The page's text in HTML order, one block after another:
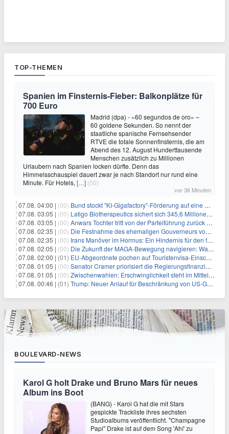
TOP-THEMEN
Spanien im Finsternis-Fieber: Balkonplätze für
700 Euro
Madrid (dpa) - «60 segundos de oro» –
60 goldene Sekunden. So nennt der
staatliche spanische Fernsehsender
RTVE die totale Sonnenfinsternis, die am
Abend des 12. August Hunderttausende
Menschen zusätzlich zu Millionen
Urlaubern nach Spanien locken dürfte. Denn das
Himmelsschauspiel dauert zwar je nach Standort nur rund eine
Minute. Für Hotels, […] (00)
vor 36 Minuten
07.08. 04:00 | (00) Bund stockt "KI-Gigafactory"-Förderung auf eine Milliarde Euro auf
07.08. 03:05 | (00) Latigo Biotherapeutics sichert sich 345,6 Millionen Dollar in einer erhöhten IPO und ebnet den Weg für nicht-opioide Schmerztherapie
07.08. 03:05 | (00) Anwars Tochter tritt von der Parteiführung zurück und hebt politische Turbulenzen hervor
07.08. 02:35 | (00) Die Festnahme des ehemaligen Gouverneurs von Mexiko hebt die anhaltenden Herausforderungen in der Governance und im Geschäftsumfeld hervor
07.08. 02:35 | (00) Irans Manöver im Hormus: Ein Hindernis für den freien Handel und das Investorenvertrauen
07.08. 02:05 | (00) Die Zukunft der MAGA-Bewegung navigieren: Was steht für Investoren auf dem Spiel?
07.08. 02:00 | (01) EU-Abgeordnete pochen auf Touristenvisa-Einschränkungen für Russen
07.08. 01:05 | (00) Senator Cramer priorisiert die Regierungsfinanzierung angesichts des bevorstehenden Ferienbeginns
07.08. 01:05 | (00) Zwischenwahlen: Erschwinglichkeit steht im Mittelpunkt, während die Demokraten auf die Mehrheit im Repräsentantenhaus zielen
07.08. 00:46 | (01) Trump: Neuer Anlauf für Beschränkung von US-Geburtsrecht
BOULEVARD-NEWS
Karol G holt Drake und Bruno Mars für neues
Album ins Boot
(BANG) - Karol G hat die mit Stars
gespickte Trackliste ihres sechsten
Studioalbums veröffentlicht. "Champagne
Papi" Drake ist auf dem Song 'Ahí' zu